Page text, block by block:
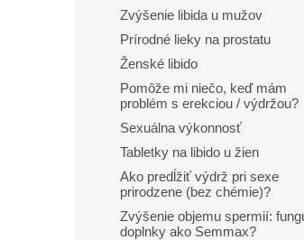
Zvýšenie libida u mužov
Prírodné lieky na prostatu
Ženské libido
Pomôže mi niečo, keď mám
problém s erekciou / výdržou?
Sexuálna výkonnosť
Tabletky na libido u žien
Ako predĺžiť výdrž pri sexe
prirodzene (bez chémie)?
Zvýšenie objemu spermií:
doplnky ako Semmax?